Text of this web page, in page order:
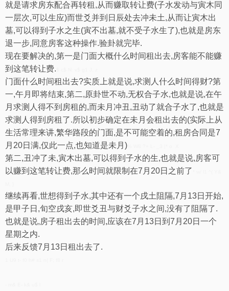
就是请求房东配合再转租,从而赚取转让费(子水发动与寅木同
一层次,可以生应)而世爻并到日辰处去冲未土,从而让寅木出
墓,可以得到子水之生(寅不出墓,就不受子水生了),也就是房东
退一步,同意房客这种操作.验卦就完毕.
现在要解决的,第一是门面大概什么时间租出去,房客能不能赚
到这笔转让费.
门面什么时间租出去?实质上就是说,求测人什么时间得财?第
一,午月即将结束,第二,原卦世不动,无权合子水,也就是说,在午
月求测人得不到房租的,而未月冲丑,丑动了就合子水了,也就是
求测人得到房租了.所以初步确定在未月会租出去的(实际上从
生活常理来讲,繁华路段的门面,是不可能空着的,租房合同是7
月20日满,仅此一点,也知道是未月)
第二,丑冲了未,寅木出墓,可以得到子水的生,也就是说,房客可
以赚到这笔转让费,那么时间就限制在7月20日之前了
继续再看,世想得到子水,其中还有一个戌土阻隔,7月13日开始,
是甲子日,旬空戌亥,即世爻丑与财爻子水之间,没有了阻隔了.
也就是说,房子租出去的时间,应该在7月13日到7月20日一个
星期之内.
后来反馈7月13日租出去了.